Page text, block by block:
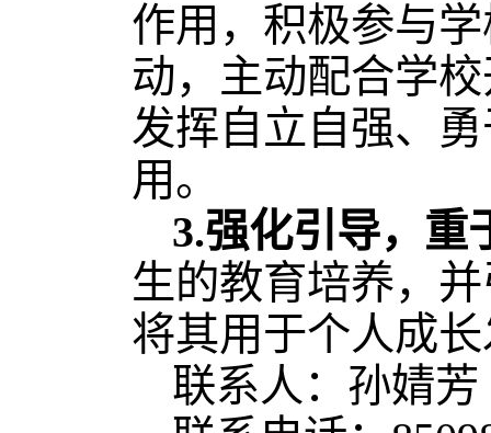
作用，积极参与
动，主动配合学
发挥自立自强、
用。
3.强化引导，重
生的教育培养，
将其用于个人成
联系人：孙婧芳